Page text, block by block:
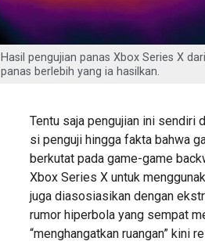
Hasil pengujian panas Xbox Series X
panas berlebih yang ia hasilkan.
Tentu saja pengujian ini sendiri
si penguji hingga fakta bahwa
berkutat pada game-game
Xbox Series X untuk
juga diasosiasikan dengan
rumor hiperbola yang sempat
“menghangatkan ruangan” kini